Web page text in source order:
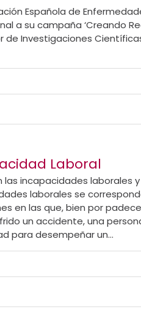
Española de
a su campaña ‘Creando
Investigaciones
Laboral
las incapacidades laborales
laborales se
en las que, bien por
un accidente, una
para desempeñar un...